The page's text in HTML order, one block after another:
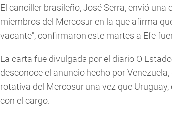
El canciller brasileño, José Serra, envió
miembros del Mercosur en la que afirma
vacante", confirmaron este martes a Efe
La carta fue divulgada por el diario O
desconoce el anuncio hecho por
rotativa del Mercosur una vez que
con el cargo.